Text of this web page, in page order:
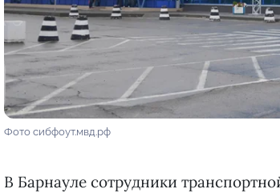
Фото сибфоут.мвд.рф
В Барнауле сотрудники